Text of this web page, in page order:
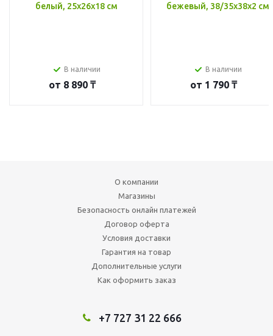
белый, 25x26x18 см
В наличии
от 8 890 ₸
бежевый, 38/35x38x2 см
В наличии
от 1 790 ₸
О компании
Магазины
Безопасность онлайн платежей
Договор оферта
Условия доставки
Гарантия на товар
Дополнительные услуги
Как оформить заказ
+7 727 31 22 666